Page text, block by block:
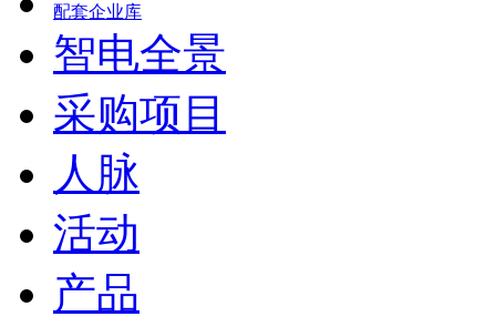
配套企业库
智电全景
采购项目
人脉
活动
产品